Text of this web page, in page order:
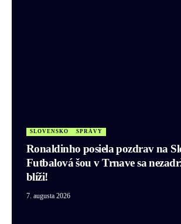
SLOVENSKO SPRÁVY
Ronaldinho posiela pozdrav na
Futbalová šou v Trnave sa
blíži!
7. augusta 2026